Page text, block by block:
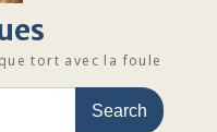
tort avec la foule